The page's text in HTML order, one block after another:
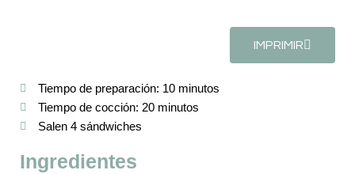
IMPRIMIR
Tiempo de preparación: 10 minutos
Tiempo de cocción: 20 minutos
Salen 4 sándwiches
Ingredientes